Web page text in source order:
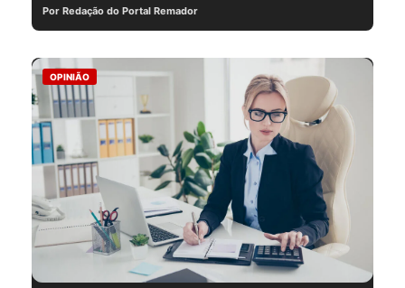
Por Redação do Portal Remador
OPINIÃO